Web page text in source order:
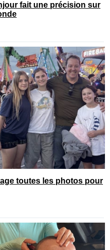
fait une précision sur
toutes les photos pour